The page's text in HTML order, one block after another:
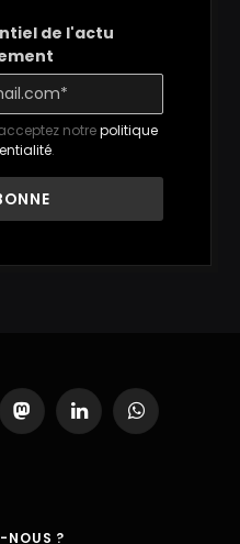
de l'actu
notrepolitique
.
MastodonLinkedInWhatsApp
NOUS ?